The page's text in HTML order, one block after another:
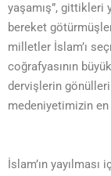
yaşamış”, gittikleri
bereket
milletler İslam’ı
coğrafyasının
dervişlerin
medeniyetimizin
İslam’ın